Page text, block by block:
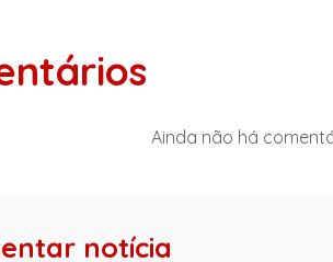
Ainda não há
notícia